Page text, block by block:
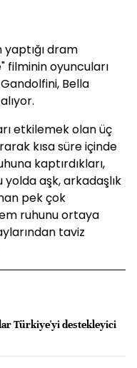
dram
filminin oyuncuları
Bella
etkilemek olan üç
kısa süre içinde
kaptırdıkları,
yolda aşk, arkadaşlık
pek çok
ruhunu ortaya
taviz
Türkiye'yi destekleyici